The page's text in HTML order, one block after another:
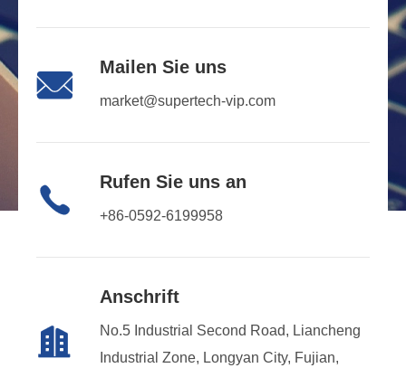
 Mailen Sie uns
market@supertech-vip.com
 Rufen Sie uns an
+86-0592-6199958

Anschrift
No.5 Industrial Second Road, Liancheng
Industrial Zone, Longyan City, Fujian,